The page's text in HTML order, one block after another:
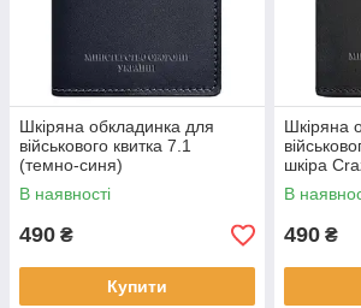
Шкіряна обкладинка для
військового квитка 7.1
(темно-синя)
В наявності
490 ₴
Купити
Шкіряна
шкіра
В
490 ₴